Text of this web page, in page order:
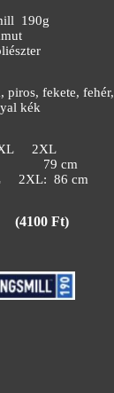
190g
piros, fekete, fehér,
kék
2XL
cm
86 cm
(4100 Ft)